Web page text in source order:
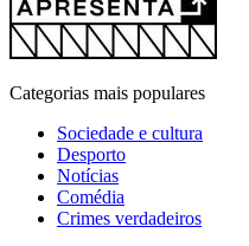
Categorias mais populares
Sociedade e cultura
Desporto
Notícias
Comédia
Crimes verdadeiros